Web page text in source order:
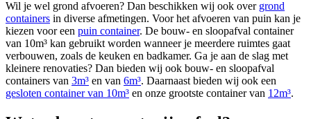
Wil je wel grond afvoeren? Dan beschikken wij ook over grond
containers in diverse afmetingen. Voor het afvoeren van puin kan je
kiezen voor een puin container. De bouw- en sloopafval container
van 10m³ kan gebruikt worden wanneer je meerdere ruimtes gaat
verbouwen, zoals de keuken en badkamer. Ga je aan de slag met
kleinere renovaties? Dan bieden wij ook bouw- en sloopafval
containers van 3m³ en van 6m³. Daarnaast bieden wij ook een
gesloten container van 10m³ en onze grootste container van 12m³.